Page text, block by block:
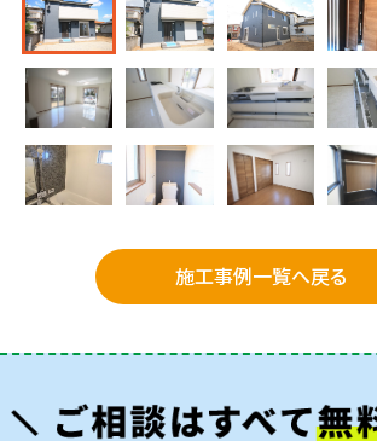
施工事例一覧へ戻る